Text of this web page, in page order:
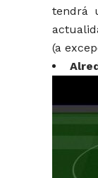
tendrá
(a